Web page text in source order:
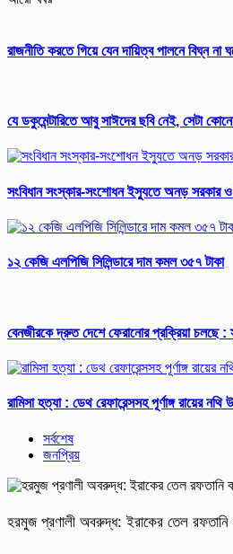
রাজনীতি করতে গিয়ে যেন দায়িত্ব পালনে বিঘ্ন না
যে ডকুমেন্টারিতে আবু সাঈদের ছবি নেই, সেটা
সংবিধান সংস্কার-সংশোধন ইস্যুতে অনড় সরকার ও
১২ কেজি এলপিজি সিলিন্ডারে দাম কমল ৩৫৭ টাকা
বেনজীরকে দ্রুত দেশে ফেরানোর প্রক্রিয়া চলছে :
রামিসা হত্যা : ডেথ রেফারেন্সসহ পূর্ণাঙ্গ রায়ের
সর্বশেষ
জনপ্রিয়
হরমুজ প্রণালী অবরুদ্ধ: ইরাকের তেল